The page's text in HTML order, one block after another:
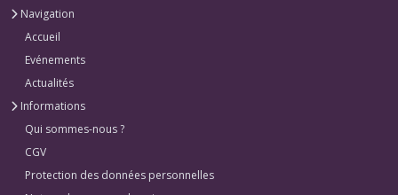
Navigation
Accueil
Evénements
Actualités
Informations
Qui sommes-nous ?
CGV
Protection des données personnelles